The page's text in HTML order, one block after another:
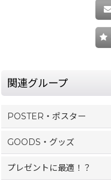
関連グループ
POSTER・ポスター
GOODS・グッズ
プレゼントに最適！？